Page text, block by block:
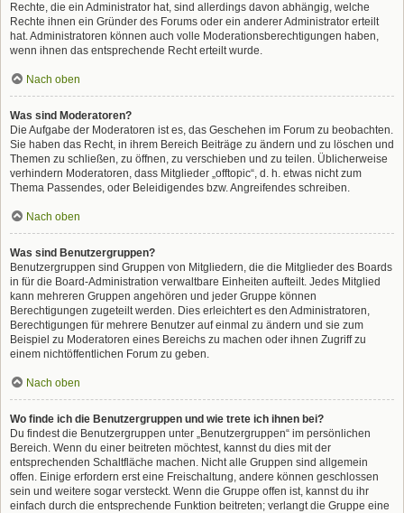
Rechte, die ein Administrator hat, sind allerdings davon abhängig, welche
Rechte ihnen ein Gründer des Forums oder ein anderer Administrator erteilt
hat. Administratoren können auch volle Moderationsberechtigungen haben,
wenn ihnen das entsprechende Recht erteilt wurde.
Nach oben
Was sind Moderatoren?
Die Aufgabe der Moderatoren ist es, das Geschehen im Forum zu beobachten.
Sie haben das Recht, in ihrem Bereich Beiträge zu ändern und zu löschen und
Themen zu schließen, zu öffnen, zu verschieben und zu teilen. Üblicherweise
verhindern Moderatoren, dass Mitglieder „offtopic“, d. h. etwas nicht zum
Thema Passendes, oder Beleidigendes bzw. Angreifendes schreiben.
Nach oben
Was sind Benutzergruppen?
Benutzergruppen sind Gruppen von Mitgliedern, die die Mitglieder des Boards
in für die Board-Administration verwaltbare Einheiten aufteilt. Jedes Mitglied
kann mehreren Gruppen angehören und jeder Gruppe können
Berechtigungen zugeteilt werden. Dies erleichtert es den Administratoren,
Berechtigungen für mehrere Benutzer auf einmal zu ändern und sie zum
Beispiel zu Moderatoren eines Bereichs zu machen oder ihnen Zugriff zu
einem nichtöffentlichen Forum zu geben.
Nach oben
Wo finde ich die Benutzergruppen und wie trete ich ihnen bei?
Du findest die Benutzergruppen unter „Benutzergruppen“ im persönlichen
Bereich. Wenn du einer beitreten möchtest, kannst du dies mit der
entsprechenden Schaltfläche machen. Nicht alle Gruppen sind allgemein
offen. Einige erfordern erst eine Freischaltung, andere können geschlossen
sein und weitere sogar versteckt. Wenn die Gruppe offen ist, kannst du ihr
einfach durch die entsprechende Funktion beitreten; verlangt die Gruppe eine